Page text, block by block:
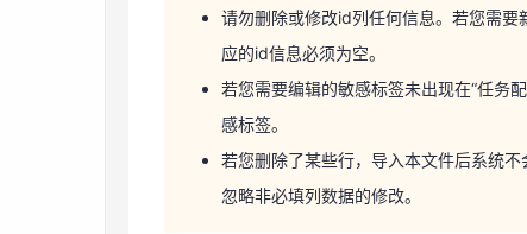
忽略非必填列数据的修改。
非结构化发现
创建规则
1.使用系统管理员登录数据脱敏实例。
请勿删除或修改id列任何信息。若您需
应的id信息必须为空。
若您需要编辑的敏感标签未出现在“任务
感标签。
若您删除了某些行，导入本文件后系统
忽略非必填列数据的修改。